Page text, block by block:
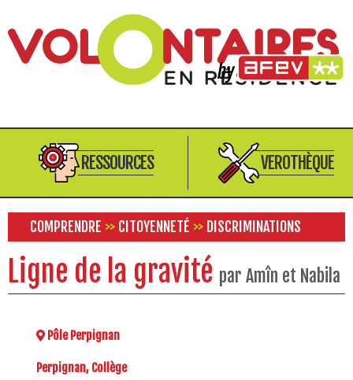
RESSOURCES VEROTHÈQUE
COMPRENDRE >> CITOYENNETÉ >> DISCRIMINATIONS
Ligne de la gravité par Amîn et Nabila
Pôle Perpignan
Perpignan, Collège